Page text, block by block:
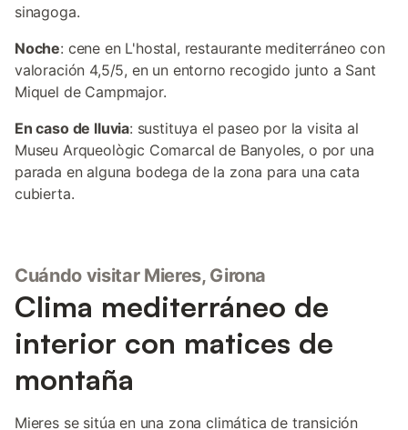
sinagoga.
Noche: cene en L'hostal, restaurante mediterráneo con
valoración 4,5/5, en un entorno recogido junto a Sant
Miquel de Campmajor.
En caso de lluvia: sustituya el paseo por la visita al
Museu Arqueològic Comarcal de Banyoles, o por una
parada en alguna bodega de la zona para una cata
cubierta.
Cuándo visitar Mieres, Girona
Clima mediterráneo de
interior con matices de
montaña
Mieres se sitúa en una zona climática de transición